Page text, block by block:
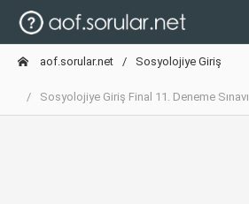
aof.sorular.net Sosyolojiye Giriş
Sosyolojiye Giriş Final 11. Deneme Sınavı